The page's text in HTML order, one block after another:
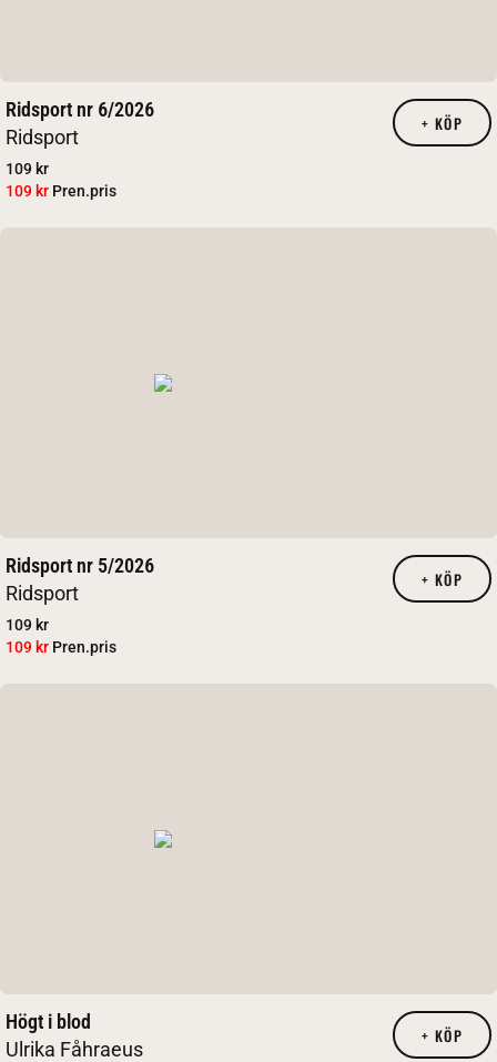
Ridsport nr 6/2026
Ridsport
109 kr
109 kr Pren.pris
+ KÖP
Ridsport nr 5/2026
Ridsport
109 kr
109 kr Pren.pris
+ KÖP
Högt i blod
Ulrika Fåhraeus
+ KÖP